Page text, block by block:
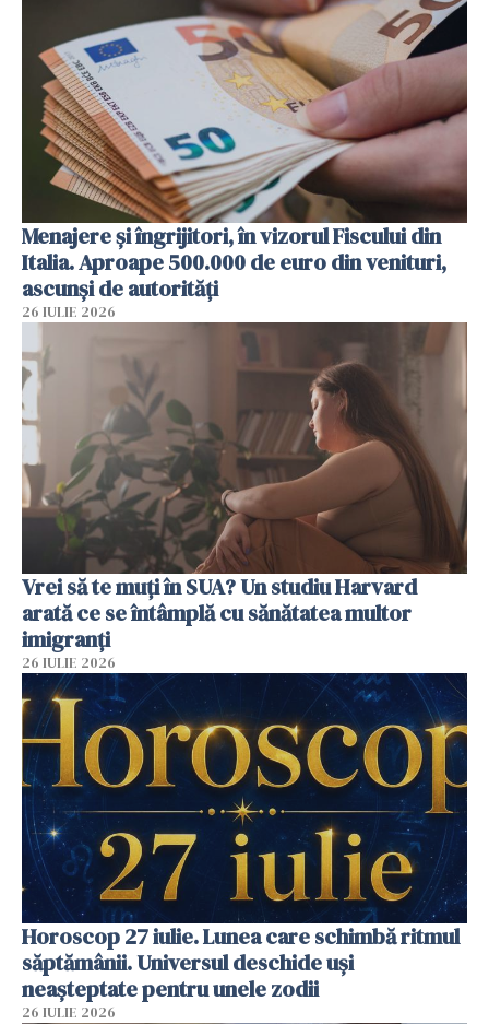
Menajere și îngrijitori, în vizorul Fiscului din
Italia. Aproape 500.000 de euro din venituri,
ascunși de autorități
26 IULIE 2026
Vrei să te muți în SUA? Un studiu Harvard
arată ce se întâmplă cu sănătatea multor
imigranți
26 IULIE 2026
Horoscop 27 iulie. Lunea care schimbă ritmul
săptămânii. Universul deschide uși
neașteptate pentru unele zodii
26 IULIE 2026